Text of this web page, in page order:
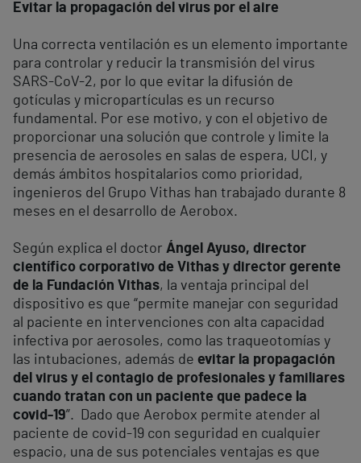
Evitar la propagación del virus por el aire
Una correcta ventilación es un elemento importante
para controlar y reducir la transmisión del virus
SARS-CoV-2, por lo que evitar la difusión de
gotículas y micropartículas es un recurso
fundamental. Por ese motivo, y con el objetivo de
proporcionar una solución que controle y limite la
presencia de aerosoles en salas de espera, UCI, y
demás ámbitos hospitalarios como prioridad,
ingenieros del Grupo Vithas han trabajado durante 8
meses en el desarrollo de Aerobox.
Según explica el doctor Ángel Ayuso, director
científico corporativo de Vithas y director gerente
de la Fundación Vithas, la ventaja principal del
dispositivo es que “permite manejar con seguridad
al paciente en intervenciones con alta capacidad
infectiva por aerosoles, como las traqueotomías y
las intubaciones, además de evitar la propagación
del virus y el contagio de profesionales y familiares
cuando tratan con un paciente que padece la
covid-19”. Dado que Aerobox permite atender al
paciente de covid-19 con seguridad en cualquier
espacio, una de sus potenciales ventajas es que